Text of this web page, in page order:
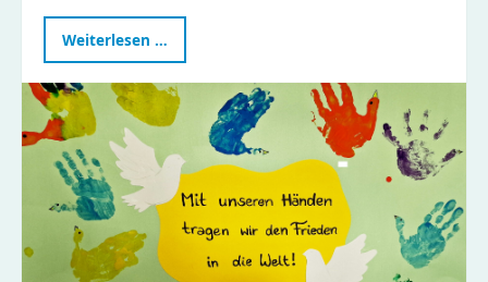
Weiterlesen …
verschenken:
Gutscheine
fürs
Kreativzentrum
Chemnitz
jetzt
sichern